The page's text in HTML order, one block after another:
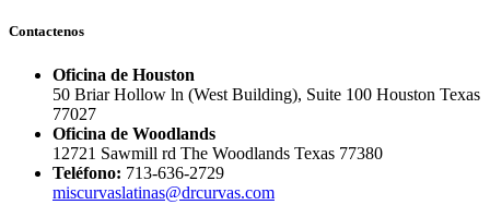
Contactenos
Oficina de Houston
50 Briar Hollow ln (West Building), Suite 100 Houston Texas
77027
Oficina de Woodlands
12721 Sawmill rd The Woodlands Texas 77380
Teléfono: 713-636-2729
miscurvaslatinas@drcurvas.com